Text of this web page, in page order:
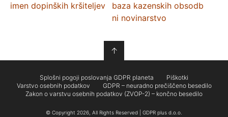
imen dopinških kršiteljev
baza kazenskih obsodb
ni novinarstvo
↑
Splošni pogoji poslovanja GDPR planeta
Piškotki
Varstvo osebnih podatkov
GDPR – neuradno prečiščeno besedilo
Zakon o varstvu osebnih podatkov (ZVOP-2) – končno besedilo
© Copyright 2026, All Rights Reserved | GDPR plus d.o.o.